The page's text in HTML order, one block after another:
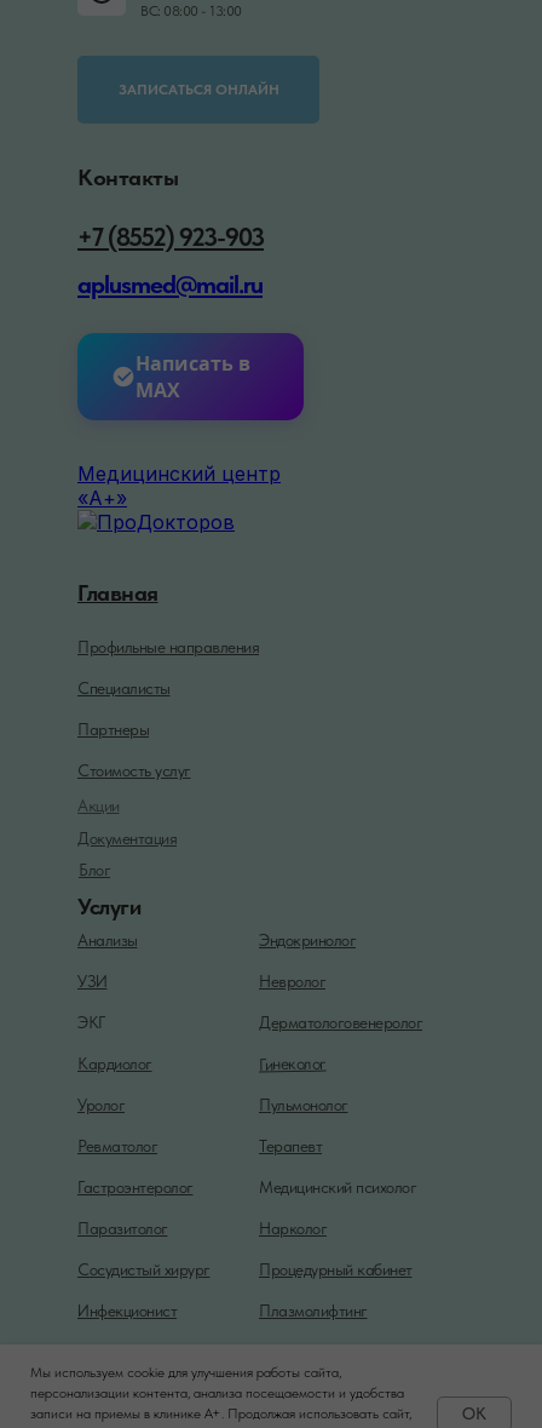
Мы используем cookie для улучшения работы сайта,
персонализации контента, анализа посещаемости и удобства
записи на приемы в клинике A+. Продолжая использовать сайт,
OK
Политика конфиденциальности
ВС: 08:00 - 13:00
ЗАПИСАТЬСЯ ОНЛАЙН
Контакты
Услуги
Акции
Документация
Блог
Уролог
Кардиолог
ЭКГ
УЗИ
Анализы
Инфекционист
Сосудистый хирург
Паразитолог
Медицинский психолог
aplusmed@mail.ru
+7 (8552) 923-903
Ревматолог
Пульмонолог
Гинеколог
Дерматологовенеролог
Невролог
Эндокринолог
Плазмолифтинг
Процедурный кабинет
Нарколог
Гастроэнтеролог
Терапевт
Стоимость услуг
Партнеры
Специалисты
Профильные направления
Главная
Медицинский центр
«А+»
Написать в
MAX